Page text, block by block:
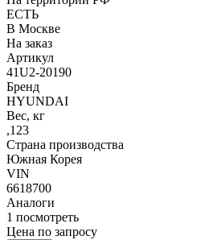
ЕСТЬ
В Москве
На заказ
Артикул
41U2-20190
Бренд
HYUNDAI
Вес, кг
,123
Страна производства
Южная Корея
VIN
6618700
Аналоги
1 посмотреть
Цена по запросу